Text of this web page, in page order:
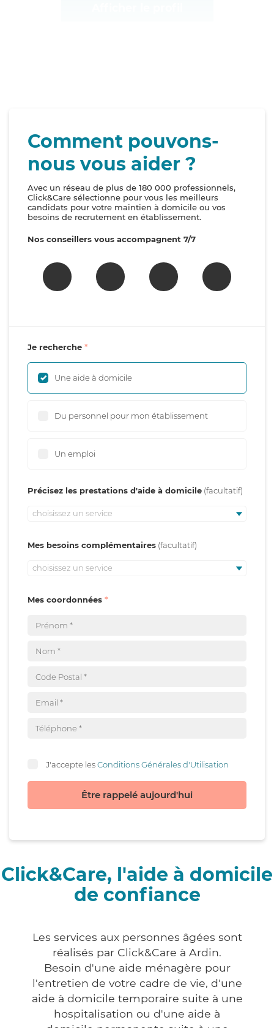
Comment pouvons-
nous vous aider ?
Avec un réseau de plus de 180 000 professionnels,
Click&Care sélectionne pour vous les meilleurs
candidats pour votre maintien à domicile ou vos
besoins de recrutement en établissement.
Nos conseillers vous accompagnent 7/7
Je recherche
Une aide à domicile
Du personnel pour mon établissement
Un emploi
Précisez les prestations d'aide à domicile
choisissez un service
Mes besoins complémentaires
choisissez un service
Mes coordonnées
J'accepte lesConditions Générales d'Utilisation
Être rappelé aujourd'hui
Click&Care, l'aide à domicile
de confiance
Les services aux personnes âgées sont
réalisés par Click&Care à Ardin.
Besoin d'une aide ménagère pour
l'entretien de votre cadre de vie, d'une
aide à domicile temporaire suite à une
hospitalisation ou d'une aide à